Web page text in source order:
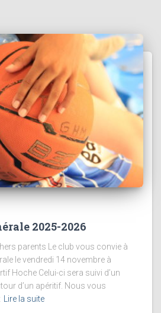
2025-2026
parents Le club vous convie à
le vendredi 14 novembre à
Hoche Celui-ci sera suivi d’un
d’un apéritif. Nous vous
Lire la suite